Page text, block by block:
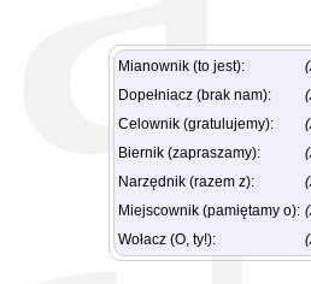
Mianownik (to jest):
Dopełniacz (brak nam):
Celownik (gratulujemy):
Biernik (zapraszamy):
Narzędnik (razem z):
Miejscownik (pamiętamy o):
Wołacz (O, ty!):